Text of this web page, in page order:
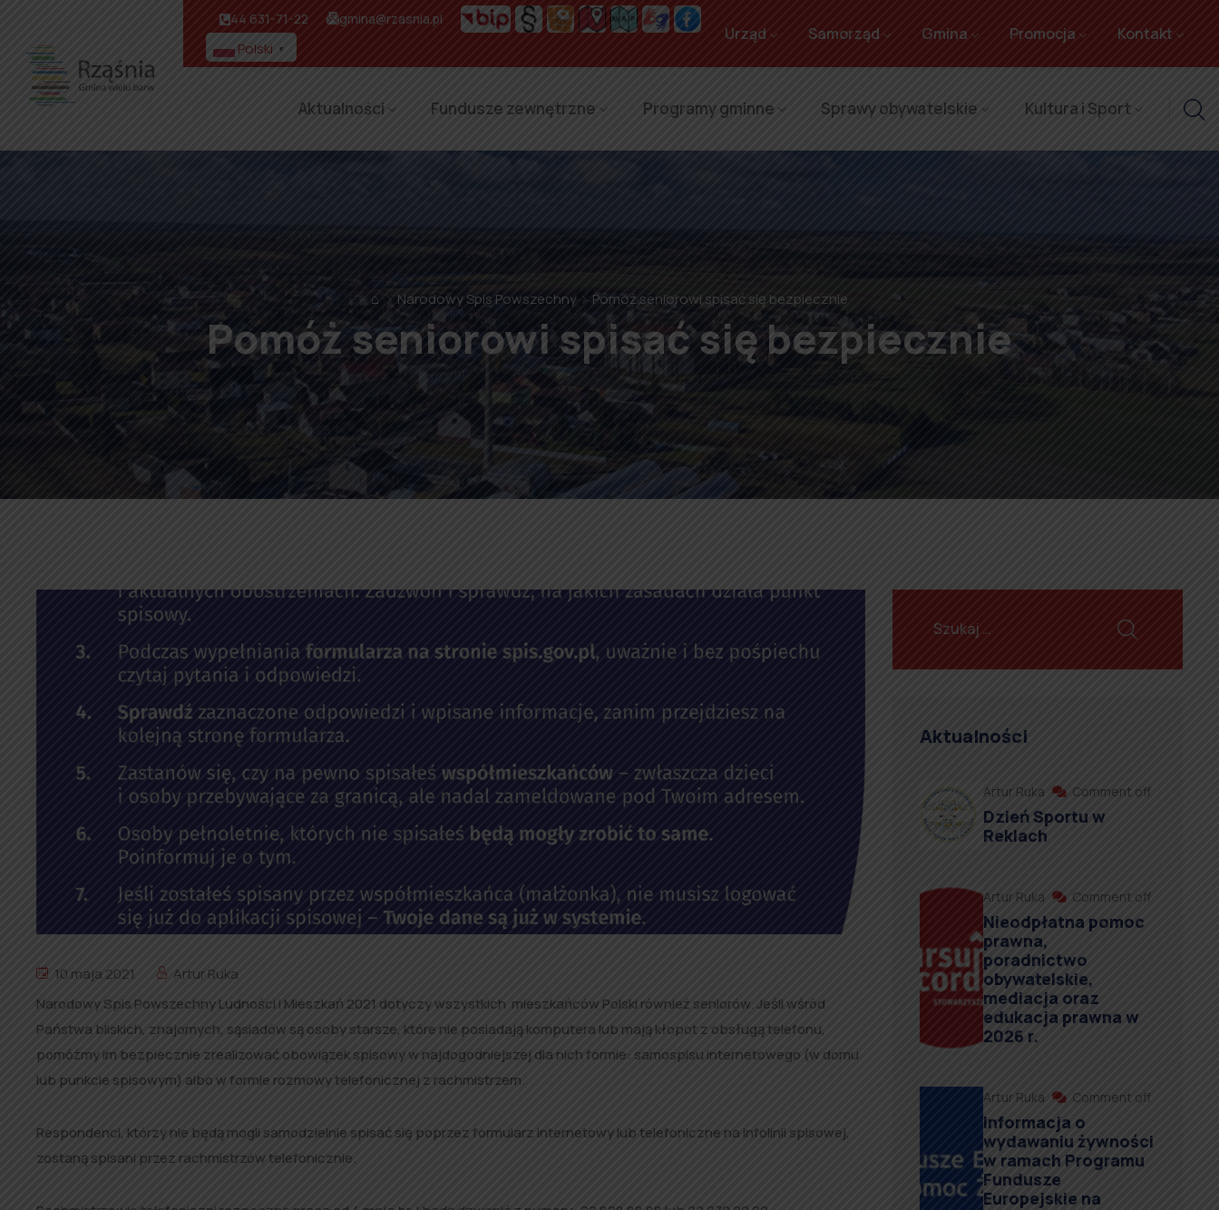
44 631-71-22 gmina@rzasnia.pl
Polski ▼
Urząd Samorząd Gmina Promocja Kontakt
Aktualności Fundusze zewnętrzne Programy gminne Sprawy obywatelskie Kultura i Sport
⌂ Narodowy Spis Powszechny Pomóż seniorowi spisać się bezpiecznie
Pomóż seniorowi spisać się bezpiecznie
10 maja 2021
Artur Ruka
Narodowy Spis Powszechny Ludności i Mieszkań 2021 dotyczy wszystkich mieszkańców Polski również seniorów. Jeśli wśród
Państwa bliskich, znajomych, sąsiadów są osoby starsze, które nie posiadają komputera lub mają kłopot z obsługą telefonu,
pomóżmy im bezpiecznie zrealizować obowiązek spisowy w najdogodniejszej dla nich formie: samospisu internetowego (w domu
lub punkcie spisowym) albo w formie rozmowy telefonicznej z rachmistrzem.
Respondenci, którzy nie będą mogli samodzielnie spisać się poprzez formularz internetowy lub telefoniczne na infolinii spisowej,
zostaną spisani przez rachmistrzów telefonicznie.
Aktualności
Artur Ruka Comment off
Dzień Sportu w
Reklach
Artur Ruka Comment off
Nieodpłatna pomoc
prawna,
poradnictwo
obywatelskie,
mediacja oraz
edukacja prawna w
2026 r.
Artur Ruka Comment off
Informacja o
wydawaniu żywności
w ramach Programu
Fundusze
Europejskie na